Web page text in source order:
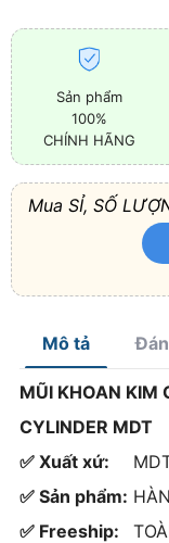
Sản phẩm
100%
CHÍNH HÃNG
Mua SỈ, SỐ
Mô tả
MŨI KHOAN KIM
CYLINDER MDT
✅ Xuất xứ:
✅ Sản phẩm:
✅ Freeship: